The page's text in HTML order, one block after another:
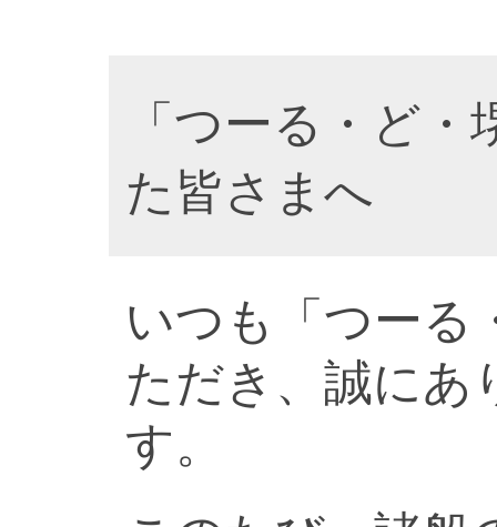
「つーる・ど
た皆さまへ
いつも「つーる
ただき、誠にあ
す。